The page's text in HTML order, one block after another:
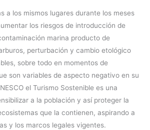
a los mismos lugares durante los meses
los riesgos de introducción de
marina producto de
perturbación y cambio etológico
sobre todo en momentos de
son variables de aspecto negativo en su
el Turismo Sostenible es una
a la población y así proteger la
que la contienen, aspirando a
y los marcos legales vigentes.